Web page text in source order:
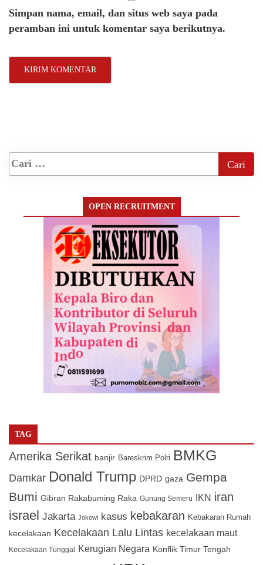
Simpan nama, email, dan situs web saya pada
peramban ini untuk komentar saya berikutnya.
OPEN RECRUITMENT
TAG
Amerika Serikat banjir Bareskrim Polri BMKG
Damkar Donald Trump DPRD gaza Gempa
Bumi Gibran Rakabuming Raka Gunung Semeru IKN iran
israel Jakarta Jokowi kasus kebakaran Kebakaran Rumah
kecelakaan Kecelakaan Lalu Lintas kecelakaan maut
Kecelakaan Tunggal Kerugian Negara Konflik Timur Tengah